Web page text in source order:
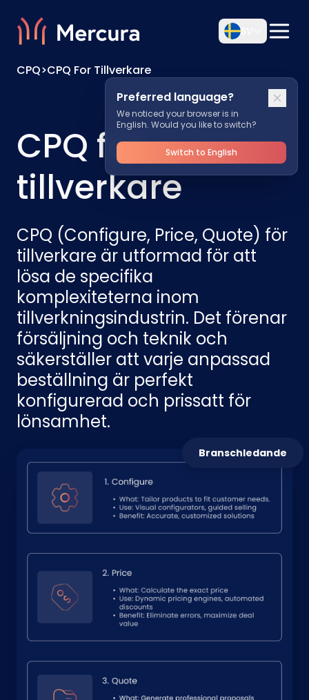
Preferred language?
We noticed your browser is in
English. Would you like to switch?
Switch to English
CPQ>CPQ For Tillverkare
CPQ för
tillverkare
CPQ (Configure, Price, Quote) för
tillverkare är utformad för att
lösa de specifika
komplexiteterna inom
tillverkningsindustrin. Det förenar
försäljning och teknik och
säkerställer att varje anpassad
beställning är perfekt
konfigurerad och prissatt för
lönsamhet.
Branschledande